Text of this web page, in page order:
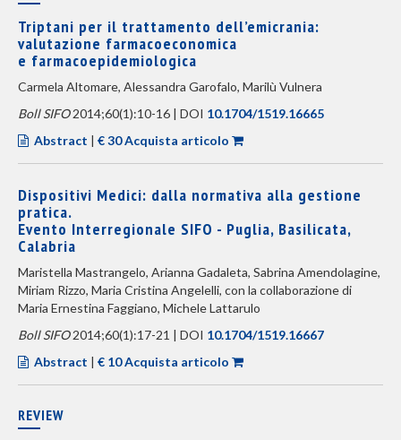
Triptani per il trattamento dell’emicrania:
valutazione farmacoeconomica
e farmacoepidemiologica
Carmela Altomare, Alessandra Garofalo, Marilù Vulnera
Boll SIFO2014;60(1):10-16 | DOI 10.1704/1519.16665
Abstract | € 30 Acquista articolo
Dispositivi Medici: dalla normativa alla gestione
pratica.
Evento Interregionale SIFO - Puglia, Basilicata,
Calabria
Maristella Mastrangelo, Arianna Gadaleta, Sabrina Amendolagine,
Miriam Rizzo, Maria Cristina Angelelli, con la collaborazione di
Maria Ernestina Faggiano, Michele Lattarulo
Boll SIFO2014;60(1):17-21 | DOI 10.1704/1519.16667
Abstract | € 10 Acquista articolo
REVIEW